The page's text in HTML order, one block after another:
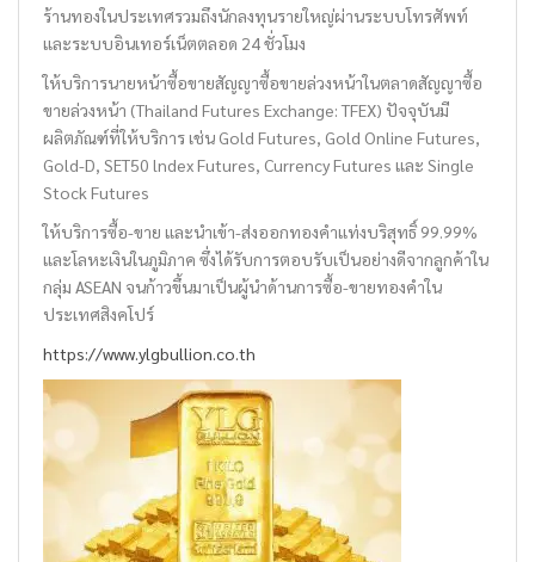
ร้านทองในประเทศรวมถึงนักลงทุนรายใหญ่ผ่านระบบโทรศัพท์
และระบบอินเทอร์เน็ตตลอด 24 ชั่วโมง
ให้บริการนายหน้าซื้อขายสัญญาซื้อขายล่วงหน้าในตลาดสัญญาซื้อ
ขายล่วงหน้า (Thailand Futures Exchange: TFEX) ปัจจุบันมี
ผลิตภัณฑ์ที่ให้บริการ เช่น Gold Futures, Gold Online Futures,
Gold-D, SET50 lndex Futures, Currency Futures และ Single
Stock Futures
ให้บริการซื้อ-ขาย และนำเข้า-ส่งออกทองคำแท่งบริสุทธิ์ 99.99%
และโลหะเงินในภูมิภาค ซึ่งได้รับการตอบรับเป็นอย่างดีจากลูกค้าใน
กลุ่ม ASEAN จนก้าวขึ้นมาเป็นผู้นำด้านการซื้อ-ขายทองคำใน
ประเทศสิงคโปร์
https://www.ylgbullion.co.th